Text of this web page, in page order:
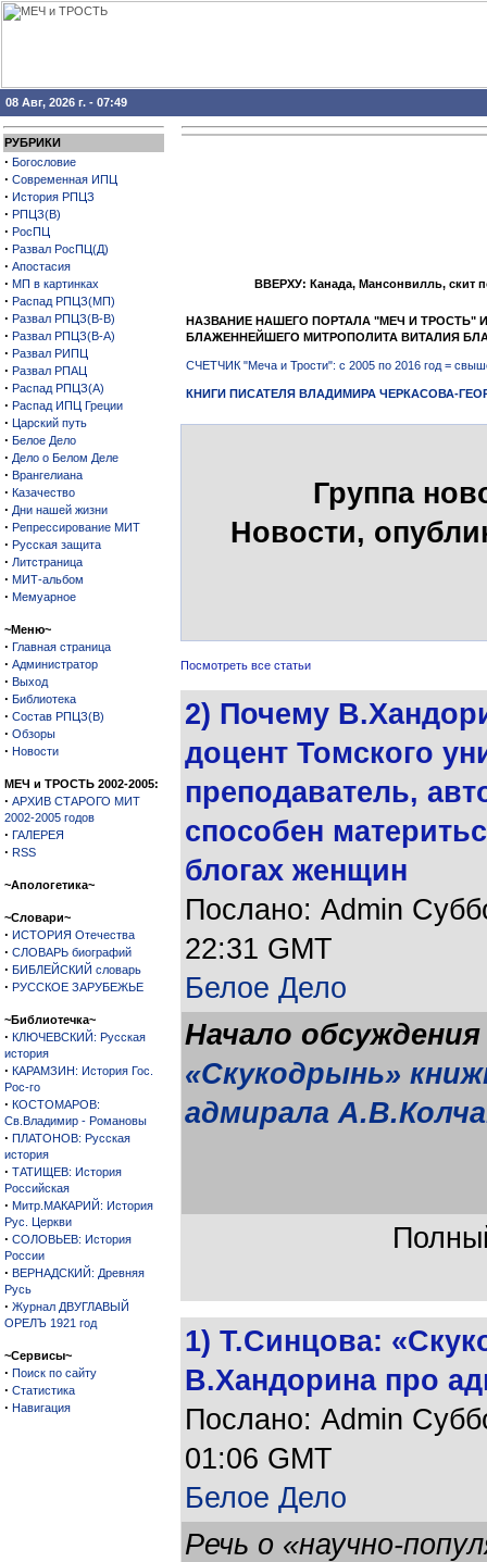
08 Авг, 2026 г. - 07:49
РУБРИКИ
· Богословие
· Современная ИПЦ
· История РПЦЗ
· РПЦЗ(В)
· РосПЦ
· Развал РосПЦ(Д)
· Апостасия
· МП в картинках
· Распад РПЦЗ(МП)
· Развал РПЦЗ(В-В)
· Развал РПЦЗ(В-А)
· Развал РИПЦ
· Развал РПАЦ
· Распад РПЦЗ(А)
· Распад ИПЦ Греции
· Царский путь
· Белое Дело
· Дело о Белом Деле
· Врангелиана
· Казачество
· Дни нашей жизни
· Репрессирование МИТ
· Русская защита
· Литстраница
· МИТ-альбом
· Мемуарное
~Меню~
· Главная страница
· Администратор
· Выход
· Библиотека
· Состав РПЦЗ(В)
· Обзоры
· Новости
МЕЧ и ТРОСТЬ 2002-2005:
· АРХИВ СТАРОГО МИТ
2002-2005 годов
· ГАЛЕРЕЯ
· RSS
~Апологетика~
~Словари~
· ИСТОРИЯ Отечества
· СЛОВАРЬ биографий
· БИБЛЕЙСКИЙ словарь
· РУССКОЕ ЗАРУБЕЖЬЕ
~Библиотечка~
· КЛЮЧЕВСКИЙ: Русская
история
· КАРАМЗИН: История Гос.
Рос-го
· КОСТОМАРОВ:
Св.Владимир - Романовы
· ПЛАТОНОВ: Русская
история
· ТАТИЩЕВ: История
Российская
· Митр.МАКАРИЙ: История
Рус. Церкви
· СОЛОВЬЕВ: История
России
· ВЕРНАДСКИЙ: Древняя
Русь
· Журнал ДВУГЛАВЫЙ
ОРЕЛЪ 1921 год
~Сервисы~
· Поиск по сайту
· Статистика
· Навигация
ВВЕРХУ: Канада, Мансонвилль, скит
НАЗВАНИЕ НАШЕГО ПОРТАЛА "МЕЧ И ТРОСТЬ"
БЛАЖЕННЕЙШЕГО МИТРОПОЛИТА ВИТАЛИЯ
СЧЕТЧИК "Меча и Трости": с 2005 по 2016 год =
КНИГИ ПИСАТЕЛЯ ВЛАДИМИРА ЧЕРКАСОВА-
Группа
Новости,
Посмотреть все статьи
2) Почему
доцент Томского
преподаватель,
способен
блогах женщин
Послано: Admin
22:31 GMT
Белое Дело
Начало
«Скукодрынь»
адмирала
1) Т.Синцова:
В.Хандорина про
Послано: Admin
01:06 GMT
Белое Дело
Речь о «научно-